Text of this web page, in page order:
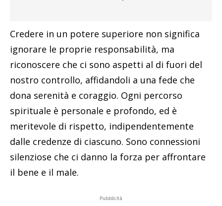
Credere in un potere superiore non significa
ignorare le proprie responsabilità, ma
riconoscere che ci sono aspetti al di fuori del
nostro controllo, affidandoli a una fede che
dona serenità e coraggio. Ogni percorso
spirituale è personale e profondo, ed è
meritevole di rispetto, indipendentemente
dalle credenze di ciascuno. Sono connessioni
silenziose che ci danno la forza per affrontare
il bene e il male.
Pubblicità